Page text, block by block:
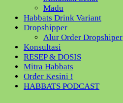
Madu
Habbats Drink Variant
Dropshipper
Alur Order Dropshiper
Konsultasi
RESEP & DOSIS
Mitra Habbats
Order Kesini !
HABBATS PODCAST